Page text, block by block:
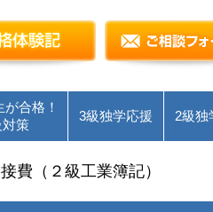
応援～簿記１級・２級・３
合格体験記
合格！
策
3級独学応援 2級独
費（２級工業簿記）